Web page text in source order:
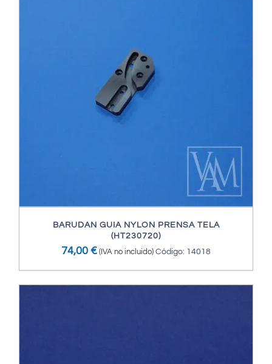
BARUDAN GUIA NYLON PRENSA TELA
(HT230720)
74,00 € (IVA no incluido) Código: 14018